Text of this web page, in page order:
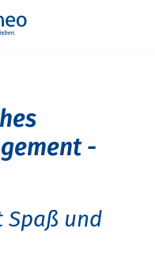
-
und